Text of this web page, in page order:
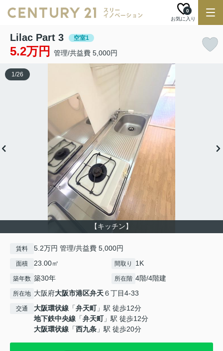
お気に入り
0
Lilac Part 3 空室1
5.2万円 管理/共益費 5,000円
【キッチン】
1/26
賃料 5.2万円 管理/共益費 5,000円
面積 23.00㎡ 間取り 1K
築年数 築30年 所在階 4階/4階建
所在地 大阪府大阪市港区弁天６丁目4-33
交通 大阪環状線 「弁天町」駅 徒歩12分
地下鉄中央線 「弁天町」駅 徒歩12分
大阪環状線 「西九条 」駅 徒歩20分